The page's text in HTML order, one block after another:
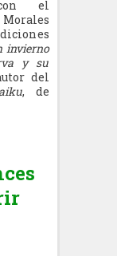
el
invierno
y su
del
, de